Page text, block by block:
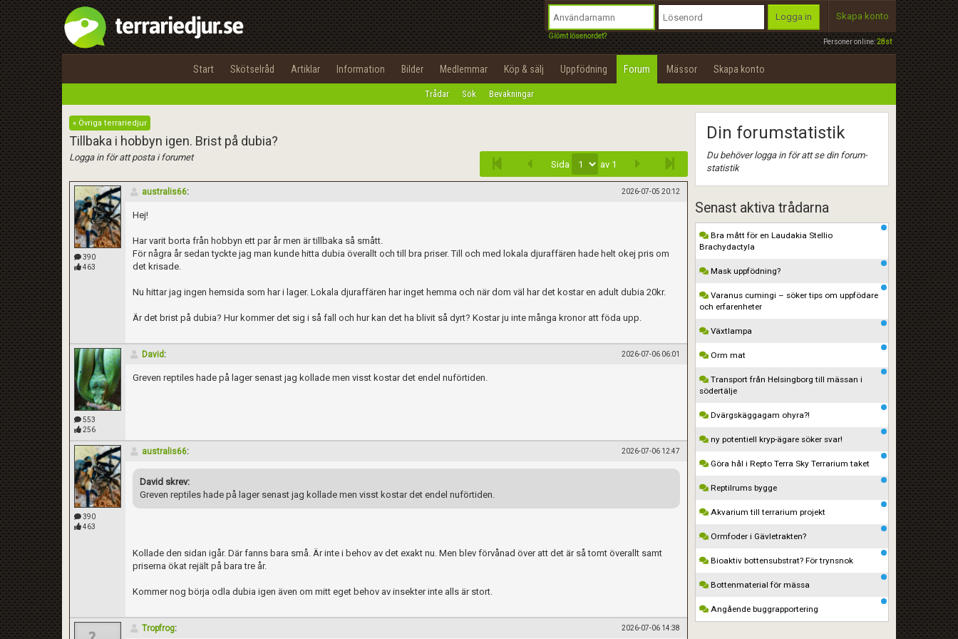
Personer online:28st
Logga in
Glömt lösenordet?
Skapa konto
Start Skötselråd Artiklar Information Bilder Medlemmar Köp & sälj Uppfödning Forum Mässor Skapa konto
Trådar Sök Bevakningar
« Övriga terrariedjur
Tillbaka i hobbyn igen. Brist på dubia?
Logga in för att posta i forumet
Sida av 1
390
463
australis66: 2026-07-05 20:12
Hej!
Har varit borta från hobbyn ett par år men är tillbaka så smått.
För några år sedan tyckte jag man kunde hitta dubia överallt och till bra priser. Till och med lokala djuraffären hade helt okej pris om
det krisade.
Nu hittar jag ingen hemsida som har i lager. Lokala djuraffären har inget hemma och när dom väl har det kostar en adult dubia 20kr.
Är det brist på dubia? Hur kommer det sig i så fall och hur kan det ha blivit så dyrt? Kostar ju inte många kronor att föda upp.
553
256
David: 2026-07-06 06:01
Greven reptiles hade på lager senast jag kollade men visst kostar det endel nuförtiden.
390
463
australis66: 2026-07-06 12:47
David skrev:
Greven reptiles hade på lager senast jag kollade men visst kostar det endel nuförtiden.
Kollade den sidan igår. Där fanns bara små. Är inte i behov av det exakt nu. Men blev förvånad över att det är så tomt överallt samt
priserna ökat rejält på bara tre år.
Kommer nog börja odla dubia igen även om mitt eget behov av insekter inte alls är stort.
Tropfrog: 2026-07-06 14:38
Din forumstatistik
Du behöver logga in för att se din forum-
statistik
Senast aktiva trådarna
Bra mått för en Laudakia Stellio
Brachydactyla
Mask uppfödning?
Varanus cumingi – söker tips om uppfödare
och erfarenheter
Växtlampa
Orm mat
Transport från Helsingborg till mässan i
södertälje
Dvärgskäggagam ohyra?!
ny potentiell kryp-ägare söker svar!
Göra hål i Repto Terra Sky Terrarium taket
Reptilrums bygge
Akvarium till terrarium projekt
Ormfoder i Gävletrakten?
Bioaktiv bottensubstrat? För trynsnok
Bottenmaterial för mässa
Angående buggrapportering
Infoga
Utför
100%
OK
integritetspolicy
Namn:
Epost:
Privacy Policy
Terms of Service
Begär nytt lösenord
Tillbaka till förstasidan